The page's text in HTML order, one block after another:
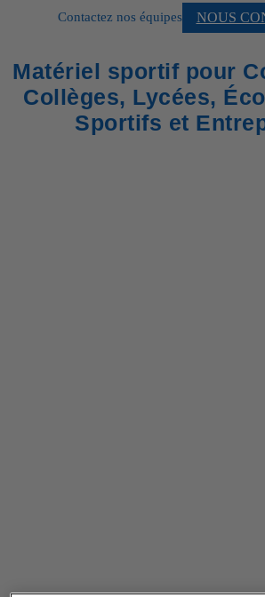
Contactez nos équipes NOUS
Matériel sportif pour
Collèges, Lycées,
Sportifs et